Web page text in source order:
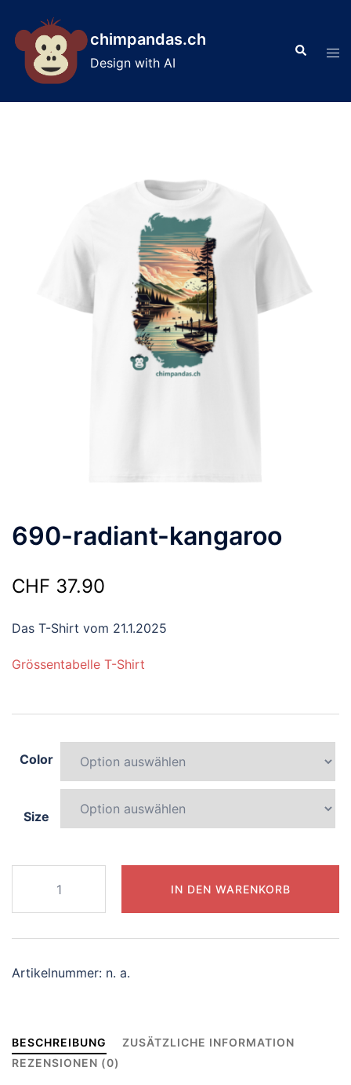
content
chimpandas.ch
Design with AI
Search
690-radiant-kangaroo
CHF 37.90
Das T-Shirt vom 21.1.2025
Grössentabelle T-Shirt
Color
Size
kangaroo
Menge
IN DEN WARENKORB
Artikelnummer: n. a.
BESCHREIBUNG
ZUSÄTZLICHE INFORMATION
REZENSIONEN (0)